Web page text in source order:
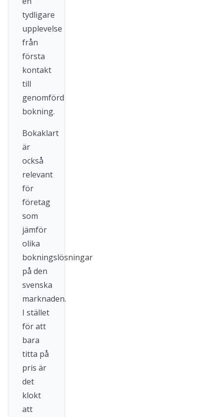
tydligare
upplevelse
från
första
kontakt
till
genomförd
bokning.
Bokaklart
är
också
relevant
för
företag
som
jämför
olika
bokningslösningar
på den
svenska
marknaden.
I stället
för att
bara
titta på
pris är
det
klokt
att